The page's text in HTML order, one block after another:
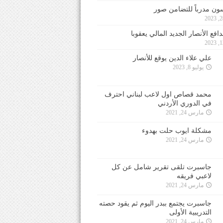
مدرباً للتضامن صور
الأنصار الجديد المالي يعقوبا
علي علاء الدين يوقع للأنصار
يوليو 8, 2023
محمد قصاص اول لاعب لبناني احترف
في الدوري الأردني
مارس 24, 2021
مشكلة ايوب حلت بهدوء
مارس 24, 2021
جاسبرت تلقى تقرير شامل عن كل
لاعبي فريقه
مارس 24, 2021
جاسبرت يجتمع ببدر اليوم ثم يقود حصته
التدريبية الأولى
مارس 24, 2021